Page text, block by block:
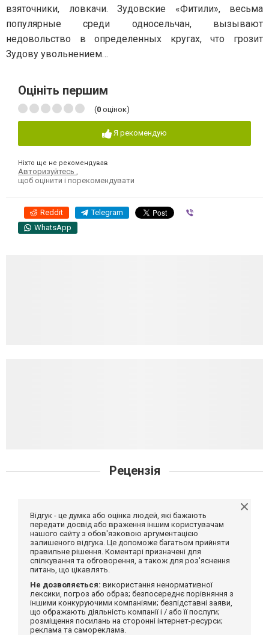
взяточники, ловкачи. Зудовские «Фитили», весьма
популярные среди односельчан, вызывают
недовольство в определенных кругах, что грозит
Зудову увольнением…
Оцініть першим
(0 оцінок)
Я рекомендую
Ніхто ще не рекомендував
Авторизуйтесь
щоб оцінити і порекомендувати
Reddit Telegram
WhatsApp
Рецензія
Відгук - це думка або оцінка людей, які бажають
передати досвід або враження іншим користувачам
нашого сайту з обов'язковою аргументацією
залишеного відгука. Це допоможе багатьом прийняти
правильне рішення. Коментарі призначені для
спілкування та обговорення, а також для роз'яснення
питань, що цікавлять.
Не дозволяється: використання ненормативної
лексики, погроз або образ; безпосереднє порівняння з
іншими конкуруючими компаніями; безпідставні заяви,
що ображають діяльність компанії і / або її послуги;
розміщення посилань на сторонні інтернет-ресурси;
реклама та самореклама.